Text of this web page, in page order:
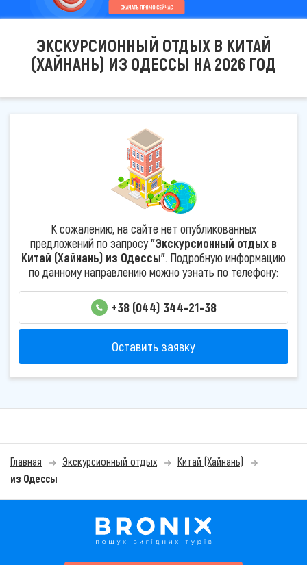
ЭКСКУРСИОННЫЙ ОТДЫХ В КИТАЙ
(ХАЙНАНЬ) ИЗ ОДЕССЫ НА 2026 ГОД
К сожалению, на сайте нет опубликованных
предложений по запросу"Экскурсионный отдых в
Китай (Хайнань) из Одессы". Подробную информацию
по данному направлению можно узнать по телефону:
+38 (044) 344-21-38
Оставить заявку
Главная Экскурсионный отдых
Китай (Хайнань)
из Одессы